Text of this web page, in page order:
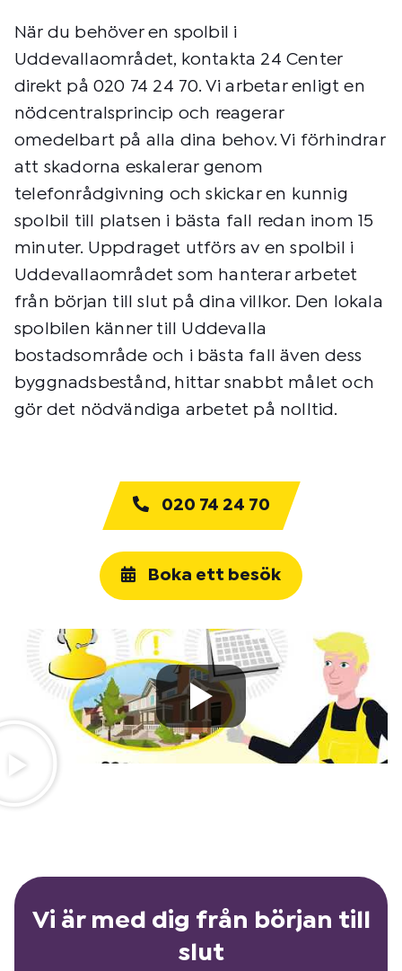
När du behöver en spolbil i
Uddevallaområdet, kontakta 24 Center
direkt på 020 74 24 70. Vi arbetar enligt en
nödcentralsprincip och reagerar
omedelbart på alla dina behov. Vi förhindrar
att skadorna eskalerar genom
telefonrådgivning och skickar en kunnig
spolbil till platsen i bästa fall redan inom 15
minuter. Uppdraget utförs av en spolbil i
Uddevallaområdet som hanterar arbetet
från början till slut på dina villkor. Den lokala
spolbilen känner till Uddevalla
bostadsområde och i bästa fall även dess
byggnadsbestånd, hittar snabbt målet och
gör det nödvändiga arbetet på nolltid.
020 74 24 70
Boka ett besök
Vi är med dig från början till
slut